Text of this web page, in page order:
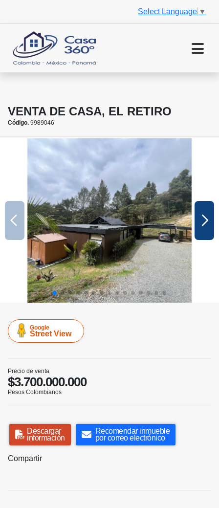
Select Language ▼
VENTA DE CASA, EL RETIRO
Código. 9989046
Google
Street View
Precio de venta
$3.700.000.000
Pesos Colombianos
Descargar
información
Recomendar inmueble
por correo electrónico
Compartir